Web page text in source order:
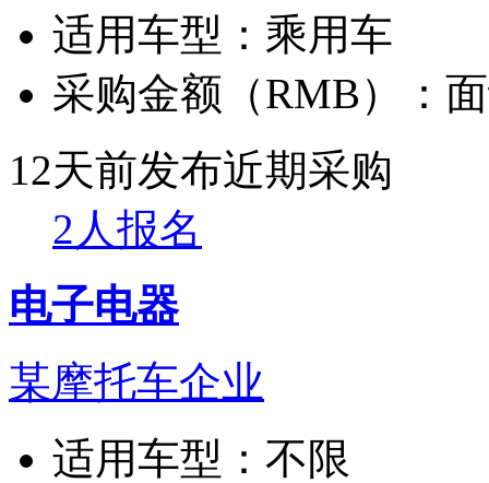
适用车型： 乘用车
采购金额（RMB）：
12天前发布近期采购
2人报名
电子电器
某摩托车企业
适用车型： 不限